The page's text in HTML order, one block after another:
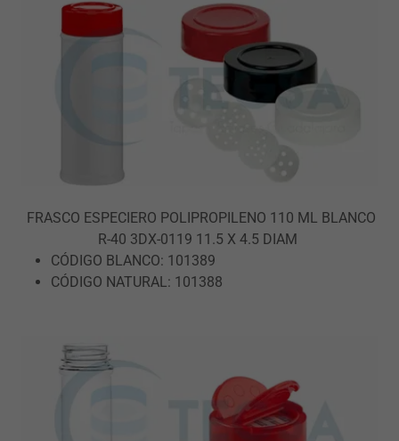
FRASCO ESPECIERO POLIPROPILENO 110 ML BLANCO
R-40 3DX-0119 11.5 X 4.5 DIAM
CÓDIGO BLANCO: 101389
CÓDIGO NATURAL: 101388